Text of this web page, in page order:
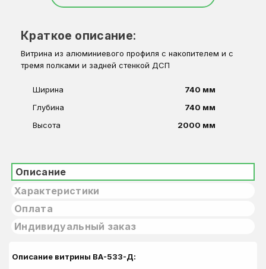
Краткое описание:
Витрина из алюминиевого профиля с накопителем и с
тремя полками и задней стенкой ДСП
Ширина
740 мм
Глубина
740 мм
Высота
2000 мм
Описание
Характеристики
Оплата
Индивидуальный заказ
Описание витрины ВА-533-Д: